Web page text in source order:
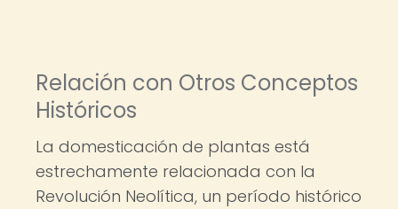
Relación con Otros Conceptos
Históricos
La domesticación de plantas está
estrechamente relacionada con la
Revolución Neolítica, un período histórico